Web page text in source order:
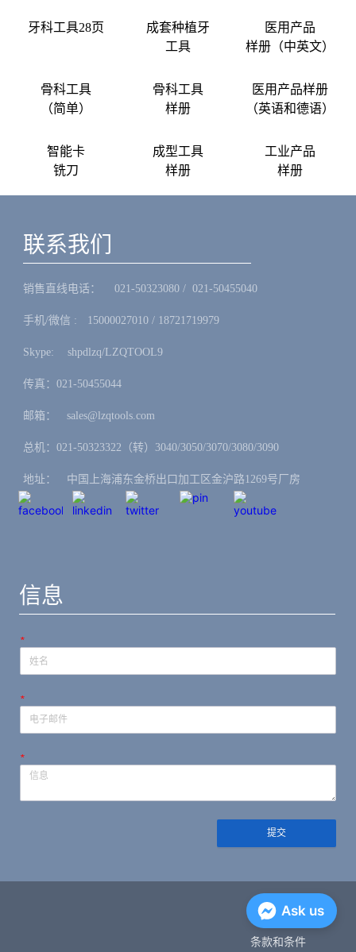
牙科工具28页
成套种植牙
工具
医用产品
样册（中英文）
骨科工具
（简单）
骨科工具
样册
医用产品样册
（英语和德语）
智能卡
铣刀
成型工具
样册
工业产品
样册
联系我们
销售直线电话：ㅤ 021-50323080 / 021-50455040
手机/微信 :ㅤ15000027010 / 18721719979
Skype: ㅤshpdlzq/LZQTOOL9
传真：021-50455044
邮箱：ㅤsales@lzqtools.com
总机：021-50323322（转）3040/3050/3070/3080/3090
地址：ㅤ中国上海浦东金桥出口加工区金沪路1269号厂房
信息
*
*
*
提交
隐私政策
条款和条件
Ask us